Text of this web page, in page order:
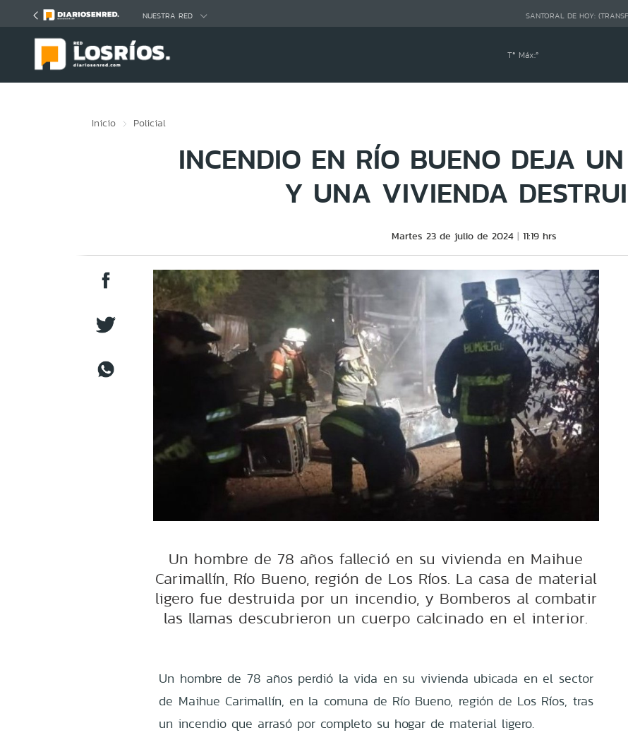
NUESTRA RED SANTORAL DE HOY:
Tª Máx:º
Inicio Policial
INCENDIO EN RÍO BUENO DEJA
Y UNA VIVIENDA
Martes 23 de julio de 2024 11:19 hrs
Un hombre de 78 años falleció en su vivienda en Maihue
Carimallín, Río Bueno, región de Los Ríos. La casa de material
ligero fue destruida por un incendio, y Bomberos al combatir
las llamas descubrieron un cuerpo calcinado en el interior.
Un hombre de 78 años perdió la vida en su vivienda ubicada en el sector
de Maihue Carimallín, en la comuna de Río Bueno, región de Los Ríos, tras
un incendio que arrasó por completo su hogar de material ligero.